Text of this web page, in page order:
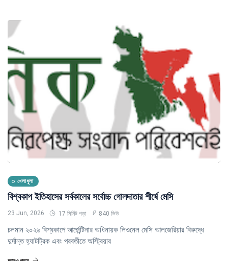
খেলাধুলা
বিশ্বকাপ ইতিহাসের সর্বকালের সর্বোচ্চ গোলদাতার শীর্ষে মেসি
23 Jun, 2026 17 মিনিট পড়া 840 ভিউ
চলমান ২০২৬ বিশ্বকাপে আর্জেন্টিনার অধিনায়ক লিওনেল মেসি আলজেরিয়ার বিরুদ্ধে
দুর্দান্ত হ্যাটট্রিক এবং পরবর্তীতে অস্ট্রিয়ার